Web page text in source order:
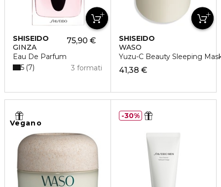
SHISEIDO
GINZA
Eau De Parfum
75,90 €
3 formati
5 7
SHISEIDO
WASO
Yuzu-C Beauty Sleeping
41,38 €
Vegano
30%